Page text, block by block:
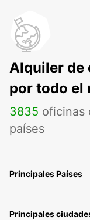
Alquiler de
por todo el
3835 oficinas
países
Principales Países
Principales